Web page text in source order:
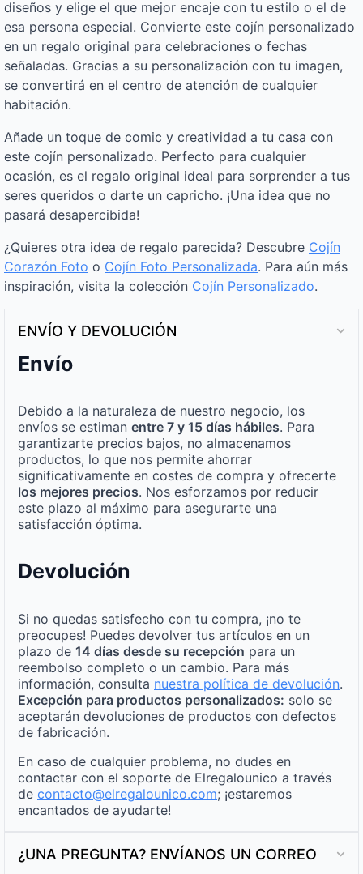
diseños y elige el que mejor encaje con tu estilo o el de
esa persona especial. Convierte este cojín personalizado
en un regalo original para celebraciones o fechas
señaladas. Gracias a su personalización con tu imagen,
se convertirá en el centro de atención de cualquier
habitación.
Añade un toque de comic y creatividad a tu casa con
este cojín personalizado. Perfecto para cualquier
ocasión, es el regalo original ideal para sorprender a tus
seres queridos o darte un capricho. ¡Una idea que no
pasará desapercibida!
¿Quieres otra idea de regalo parecida? Descubre Cojín
Corazón Foto o Cojín Foto Personalizada. Para aún más
inspiración, visita la colección Cojín Personalizado.
ENVÍO Y DEVOLUCIÓN
Envío
Debido a la naturaleza de nuestro negocio, los
envíos se estiman entre 7 y 15 días hábiles. Para
garantizarte precios bajos, no almacenamos
productos, lo que nos permite ahorrar
significativamente en costes de compra y ofrecerte
los mejores precios. Nos esforzamos por reducir
este plazo al máximo para asegurarte una
satisfacción óptima.
Devolución
Si no quedas satisfecho con tu compra, ¡no te
preocupes! Puedes devolver tus artículos en un
plazo de 14 días desde su recepción para un
reembolso completo o un cambio. Para más
información, consulta nuestra política de devolución.
Excepción para productos personalizados: solo se
aceptarán devoluciones de productos con defectos
de fabricación.
En caso de cualquier problema, no dudes en
contactar con el soporte de Elregalounico a través
de contacto@elregalounico.com; ¡estaremos
encantados de ayudarte!
¿UNA PREGUNTA? ENVÍANOS UN CORREO